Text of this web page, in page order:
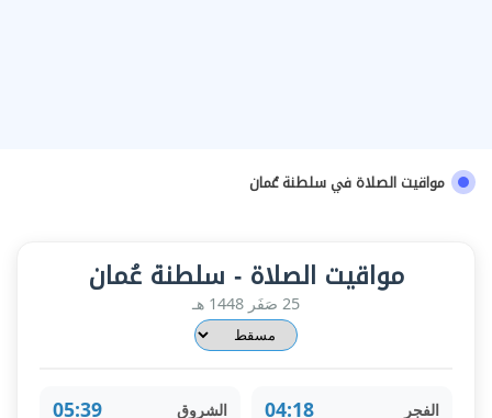
مواقيت الصلاة في سلطنة عُمان
مواقيت الصلاة - سلطنة عُمان
25 صَفَر 1448 هـ
الفجر 04:18 الشروق 05:39